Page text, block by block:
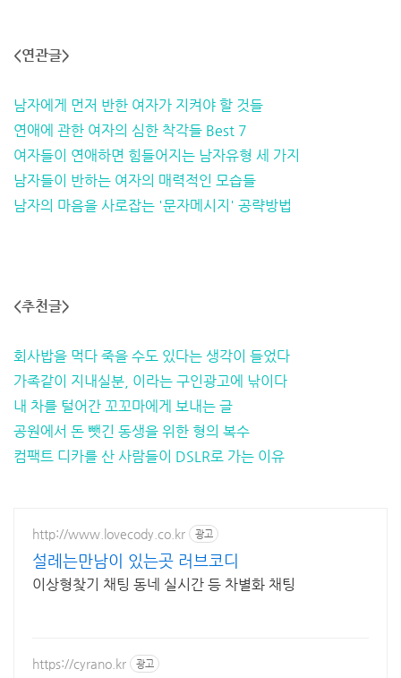
<연관글>
남자에게 먼저 반한 여자가 지켜야 할 것들
연애에 관한 여자의 심한 착각들 Best 7
여자들이 연애하면 힘들어지는 남자유형 세 가지
남자들이 반하는 여자의 매력적인 모습들
남자의 마음을 사로잡는 '문자메시지' 공략방법
<추천글>
회사밥을 먹다 죽을 수도 있다는 생각이 들었다
가족같이 지내실분, 이라는 구인광고에 낚이다
내 차를 털어간 꼬꼬마에게 보내는 글
공원에서 돈 뺏긴 동생을 위한 형의 복수
컴팩트 디카를 산 사람들이 DSLR로 가는 이유
http://www.lovecody.co.kr 광고
설레는만남이 있는곳 러브코디
이상형찾기 채팅 동네 실시간 등 차별화 채팅
https://cyrano.kr 광고